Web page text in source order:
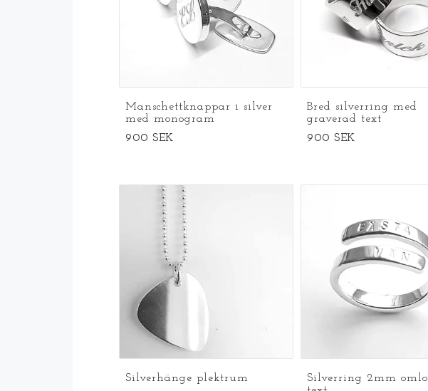
Manschettknappar i silver
med monogram
900 SEK
Bred silverring med
graverad text
900 SEK
Silverhänge plektrum
Silverring 2mm